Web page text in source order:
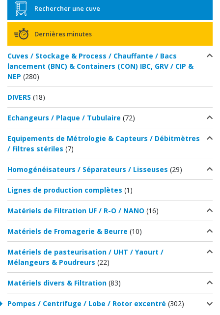
Rechercher une cuve
Dernières minutes
Cuves / Stockage & Process / Chauffante / Bacs
lancement (BNC) & Containers (CON) IBC, GRV / CIP &
NEP (280)
DIVERS (18)
Echangeurs / Plaque / Tubulaire (72)
Equipements de Métrologie & Capteurs / Débitmètres
/ Filtres stériles (7)
Homogénéisateurs / Séparateurs / Lisseuses (29)
Lignes de production complètes (1)
Matériels de Filtration UF / R-O / NANO (16)
Matériels de Fromagerie & Beurre (10)
Matériels de pasteurisation / UHT / Yaourt /
Mélangeurs & Poudreurs (22)
Matériels divers & Filtration (83)
Pompes / Centrifuge / Lobe / Rotor excentré (302)